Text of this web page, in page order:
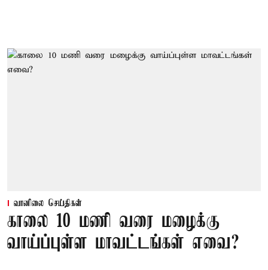
வானிலை செய்திகள்
காலை 10 மணி வரை மழைக்கு
வாய்ப்புள்ள மாவட்டங்கள் எவை?